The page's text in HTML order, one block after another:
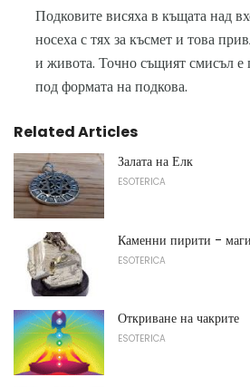
Подковите висяха в къщата над
носеха с тях за късмет и това
и живота. Точно същият смисъл
под формата на подкова.
Related Articles
Залата на Елк
ESOTERICA
Каменни пирити -
ESOTERICA
Откриване на чакрите
ESOTERICA